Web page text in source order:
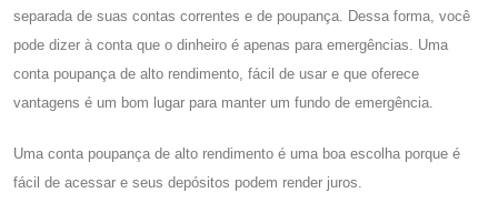
separada de suas contas correntes e de poupança. Dessa forma, você
pode dizer à conta que o dinheiro é apenas para emergências. Uma
conta poupança de alto rendimento, fácil de usar e que oferece
vantagens é um bom lugar para manter um fundo de emergência.
Uma conta poupança de alto rendimento é uma boa escolha porque é
fácil de acessar e seus depósitos podem render juros.